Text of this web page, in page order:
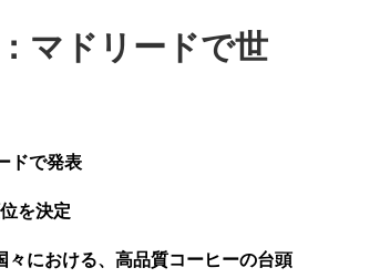
マドリードで世
ドで発表
を決定
々における、高品質コーヒーの台頭